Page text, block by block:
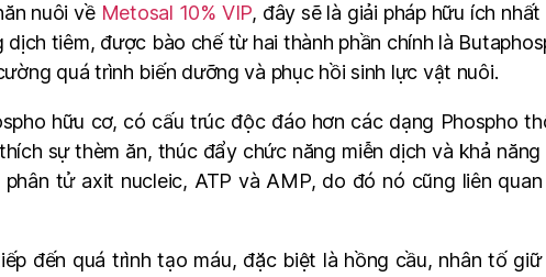
nuôi về Metosal 10% VIP, đây sẽ là giải pháp hữu ích
tiêm, được bào chế từ hai thành phần chính là
quá trình biến dưỡng và phục hồi sinh lực vật nuôi.
hữu cơ, có cấu trúc độc đáo hơn các dạng Phospho
sự thèm ăn, thúc đẩy chức năng miễn dịch và khả
tử axit nucleic, ATP và AMP, do đó nó cũng liên
đến quá trình tạo máu, đặc biệt là hồng cầu, nhân tố